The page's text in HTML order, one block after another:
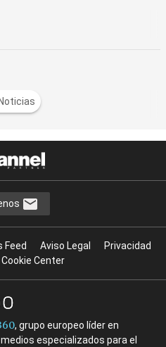
Noticias
Feed Aviso Legal
Privacidad
Cookie Center
, grupo europeo líder en
especializados para el